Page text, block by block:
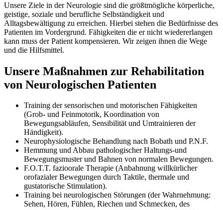
Unsere Ziele in der Neurologie sind die größtmögliche körperliche,
geistige, soziale und berufliche Selbständigkeit und
Alltagsbewältigung zu erreichen. Hierbei stehen die Bedürfnisse des
Patienten im Vordergrund. Fähigkeiten die er nicht wiedererlangen
kann muss der Patient kompensieren. Wir zeigen ihnen die Wege
und die Hilfsmittel.
Unsere Maßnahmen zur Rehabilitation
von Neurologischen Patienten
Training der sensorischen und motorischen Fähigkeiten
(Grob- und Feinmotorik, Koordination von
Bewegungsabläufen, Sensibilität und Umtrainieren der
Händigkeit).
Neurophysiologische Behandlung nach Bobath und P.N.F.
Hemmung und Abbau pathologischer Haltungs-und
Bewegungsmuster und Bahnen von normalen Bewegungen.
F.O.T.T. fazioorale Therapie (Anbahnung willkürlicher
orofazialer Bewegungen durch Taktile, thermale und
gustatorische Stimulation).
Training bei neurologischen Störungen (der Wahrnehmung:
Sehen, Hören, Fühlen, Riechen und Schmecken, des